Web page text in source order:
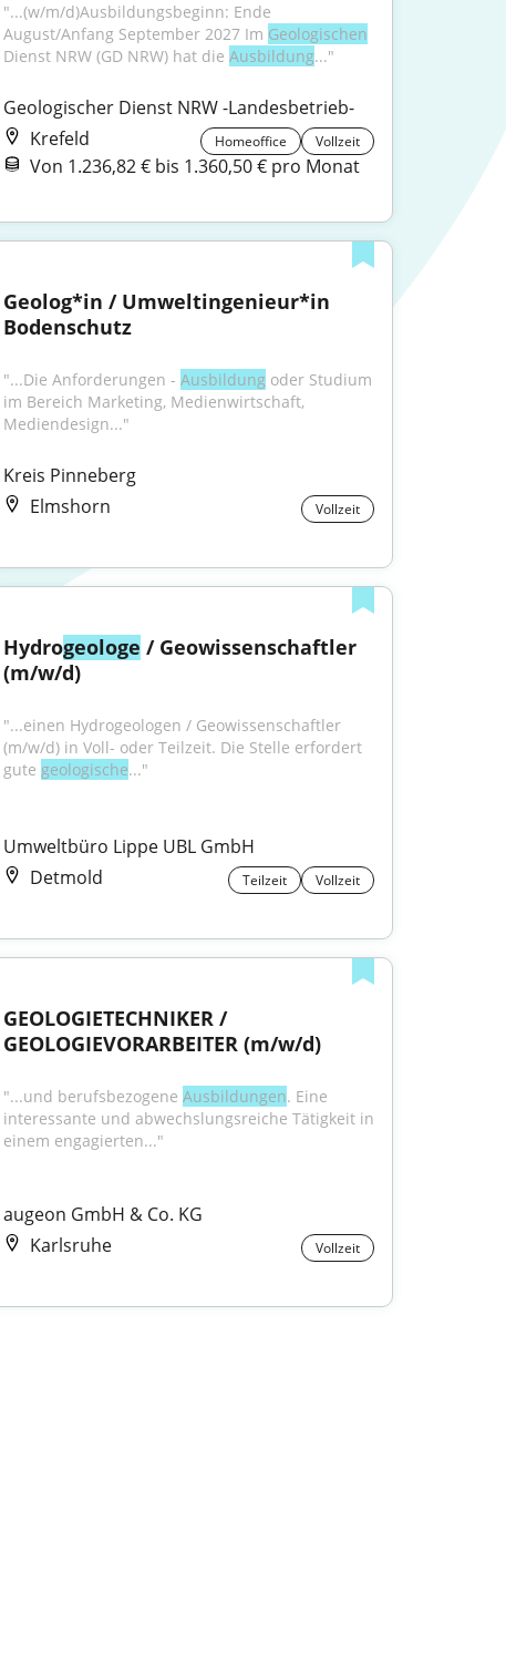
"...(w/m/d)Ausbildungsbeginn: Ende
August/Anfang September 2027 Im Geologischen
Dienst NRW (GD NRW) hat die Ausbildung..."
Geologischer Dienst NRW -Landesbetrieb-
Krefeld
Homeoffice Vollzeit
Von 1.236,82 € bis 1.360,50 € pro Monat
Geolog*in / Umweltingenieur*in
Bodenschutz
"...Die Anforderungen - Ausbildung oder Studium
im Bereich Marketing, Medienwirtschaft,
Mediendesign..."
Kreis Pinneberg
Elmshorn
Vollzeit
Hydrogeologe / Geowissenschaftler
(m/w/d)
"...einen Hydrogeologen / Geowissenschaftler
(m/w/d) in Voll- oder Teilzeit. Die Stelle erfordert
gute geologische..."
Umweltbüro Lippe UBL GmbH
Detmold
Teilzeit Vollzeit
GEOLOGIETECHNIKER /
GEOLOGIEVORARBEITER (m/w/d)
"...und berufsbezogene Ausbildungen. Eine
interessante und abwechslungsreiche Tätigkeit in
einem engagierten..."
augeon GmbH & Co. KG
Karlsruhe
Vollzeit